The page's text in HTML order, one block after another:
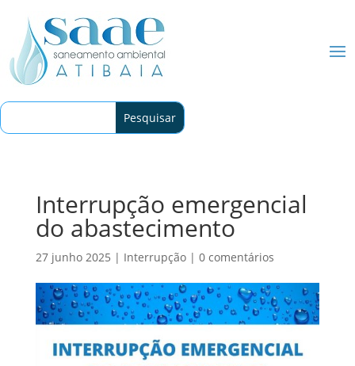
Interrupção emergencial
do abastecimento
27 junho 2025 | Interrupção| 0 comentários